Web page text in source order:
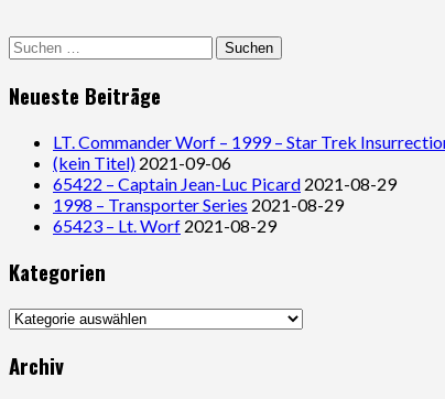
nach:
Neueste Beiträge
LT. Commander Worf – 1999 – Star Trek
(kein Titel) 2021-09-06
65422 – Captain Jean-Luc Picard 2021-08-29
1998 – Transporter Series 2021-08-29
65423 – Lt. Worf 2021-08-29
Kategorien
Kategorien
Archiv